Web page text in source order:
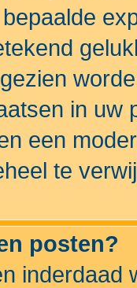
in uw
een
te
posten?
inderdaad